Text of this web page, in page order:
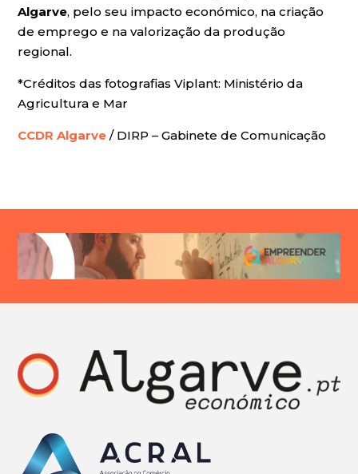
Algarve, pelo seu impacto económico, na criação
de emprego e na valorização da produção
regional.
*Créditos das fotografias Viplant: Ministério da
Agricultura e Mar
CCDR Algarve / DIRP – Gabinete de Comunicação